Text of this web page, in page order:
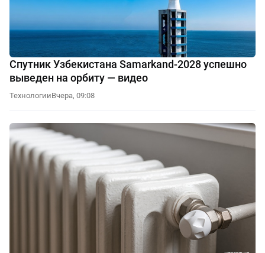
Спутник Узбекистана Samarkand-2028 успешно
выведен на орбиту — видео
ТехнологииВчера, 09:08